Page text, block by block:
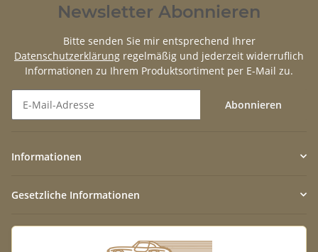
Newsletter Abonnieren
Bitte senden Sie mir entsprechend Ihrer
Datenschutzerklärung regelmäßig und jederzeit widerruflich
Informationen zu Ihrem Produktsortiment per E-Mail zu.
Abonnieren
Informationen
Gesetzliche Informationen